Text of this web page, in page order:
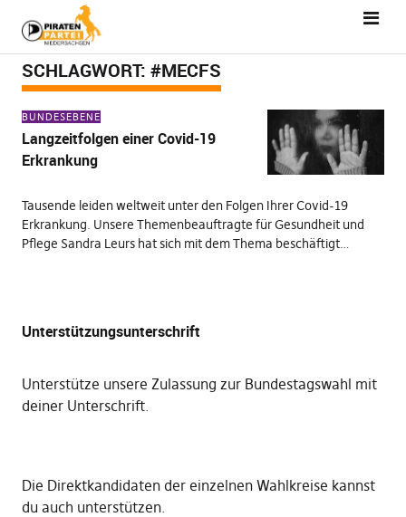
SCHLAGWORT: #MECFS
BUNDESEBENE
Langzeitfolgen einer Covid-19
Erkrankung
Tausende leiden weltweit unter den Folgen Ihrer Covid-19
Erkrankung. Unsere Themenbeauftragte für Gesundheit und
Pflege Sandra Leurs hat sich mit dem Thema beschäftigt…
Unterstützungsunterschrift
Unterstütze unsere Zulassung zur Bundestagswahl mit
deiner Unterschrift.
Die Direktkandidaten der einzelnen Wahlkreise kannst
du auch unterstützen.